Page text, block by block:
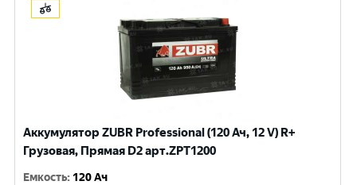
Аккумулятор ZUBR Professional (120 Ач, 12 V) R+
Грузовая, Прямая D2 арт.ZPT1200
Емкость: 120 Ач